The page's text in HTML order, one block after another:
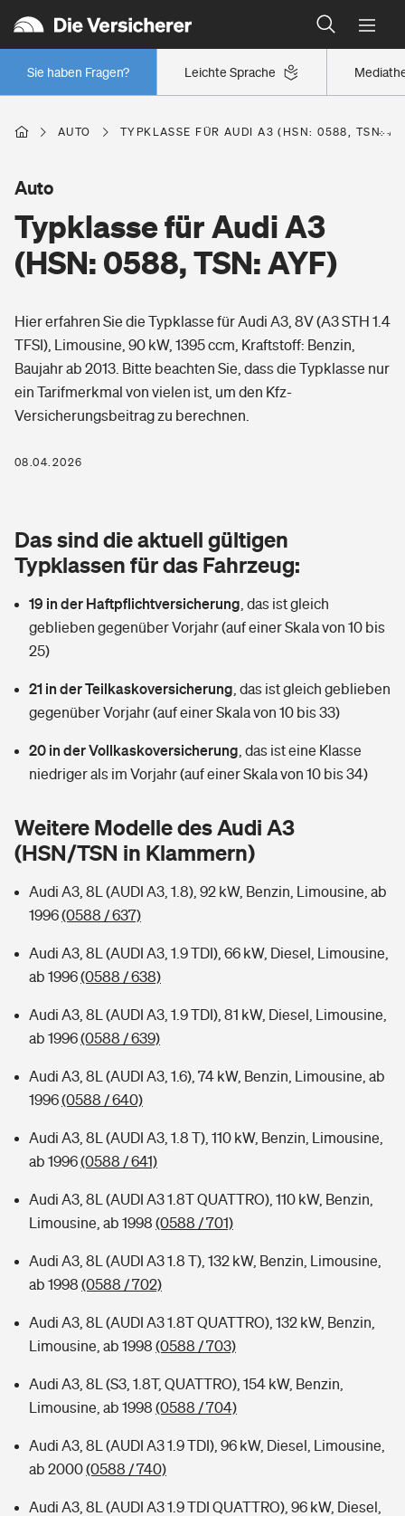
Leichte Sprache
Sie haben Fragen?
Wer versichert was: Jetzt Versicherer finden
Regionalklassen: So ist Ihre Region eingestuft
Wer versichert was: Jetzt Versicherer finden
Berufsunfähigkeitsversicherung
Erwerbsunfähigkeitsversicherung
Grundfähigkeitsversicherung
Arbeitsrechtsschutz
Berufshaftpflichtversicherung
Zur Übersicht
Tools
Wer versichert was: Jetzt Versicherer finden
Sie haben Fragen?
Wohnen
Glasversicherung
Mietkautionsversicherung
Restkreditversicherung
Hochwasser-Check: Wie gefährdet ist Ihr Haus?
Wer versichert was: Jetzt Versicherer finden
Sie haben Fragen?
Freizeit
Pri­vate Haft­pflicht­
Kinderunfall­ver­si­che­rung
Kinderinvalidität
Hundehalter-Haftpflicht
Private Cyberversicherung
Musikinstrumentenversicherung
Zur Übersicht
Tools
Kinderunfall-Check: Mehr Sicherheit für deine Kids
Sie haben Fragen?
Gesundheit
Private Krankenversicherung
Dread-Disease-Versicherung
Tierkrankenversicherung
Zur Übersicht
Tools
Wer versichert was: Jetzt Versicherer finden
Sie haben Fragen?
Rentenrechner: Wie viel Geld bekomme ich im Alter?
AUTO TYPKLASSE FÜR AUDI A3 (HSN: 0588, TSN:
Typklasse für Audi A3
(HSN: 0588, TSN: AYF)
Auto
Hier erfahren Sie die Typklasse für Audi A3, 8V (A3 STH 1.4
TFSI), Limousine, 90 kW, 1395 ccm, Kraftstoff: Benzin,
Baujahr ab 2013. Bitte beachten Sie, dass die Typklasse nur
ein Tarifmerkmal von vielen ist, um den Kfz-
Versicherungsbeitrag zu berechnen.
08.04.2026
Das sind die aktuell gültigen
Typklassen für das Fahrzeug:
19 in der Haftpflichtversicherung das ist gleich
geblieben gegenüber Vorjahr (auf einer Skala von 10 bis
25)
21 in der Teilkaskoversicherung das ist gleich geblieben
gegenüber Vorjahr (auf einer Skala von 10 bis 33)
20 in der Vollkaskoversicherung das ist eine Klasse
niedriger als im Vorjahr (auf einer Skala von 10 bis 34)
Weitere Modelle des Audi A3
(HSN/TSN in Klammern)
Audi A3, 8L (AUDI A3, 1.8), 92 kW, Benzin, Limousine, ab
1996(0588 / 637)
Audi A3, 8L (AUDI A3, 1.9 TDI), 66 kW, Diesel, Limousine,
ab 1996(0588 / 638)
Audi A3, 8L (AUDI A3, 1.9 TDI), 81 kW, Diesel, Limousine,
ab 1996(0588 / 639)
Audi A3, 8L (AUDI A3, 1.6), 74 kW, Benzin, Limousine, ab
1996(0588 / 640)
Audi A3, 8L (AUDI A3, 1.8 T), 110 kW, Benzin, Limousine,
ab 1996(0588 / 641)
Audi A3, 8L (AUDI A3 1.8T QUATTRO), 110 kW, Benzin,
Limousine, ab 1998 (0588 / 701)
Audi A3, 8L (AUDI A3 1.8 T), 132 kW, Benzin, Limousine,
ab 1998 (0588 / 702)
Audi A3, 8L (AUDI A3 1.8T QUATTRO), 132 kW, Benzin,
Limousine, ab 1998 (0588 / 703)
Audi A3, 8L (S3, 1.8T, QUATTRO), 154 kW, Benzin,
Limousine, ab 1998 (0588 / 704)
Audi A3, 8L (AUDI A3 1.9 TDI), 96 kW, Diesel, Limousine,
ab 2000(0588 / 740)
Audi A3, 8L (AUDI A3 1.9 TDI QUATTRO), 96 kW, Diesel,